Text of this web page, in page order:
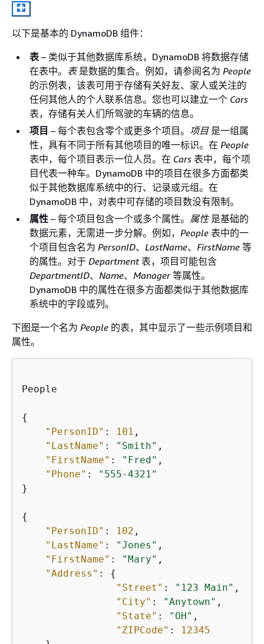
以下是基本的 DynamoDB 组件：
表 – 类似于其他数据库系统，DynamoDB 将数据存储
在表中。 表是数据的集合。例如，请参阅名为 People
的示例表，该表可用于存储有关好友、家人或关注的
任何其他人的个人联系信息。您也可以建立一个 Cars
表，存储有关人们所驾驶的车辆的信息。
项目 – 每个表包含零个或更多个项目。 项目是一组属
性，具有不同于所有其他项目的唯一标识。在 People
表中，每个项目表示一位人员。在 Cars 表中，每个项
目代表一种车。DynamoDB 中的项目在很多方面都类
似于其他数据库系统中的行、记录或元组。在
DynamoDB 中，对表中可存储的项目数没有限制。
属性 – 每个项目包含一个或多个属性。 属性是基础的
数据元素，无需进一步分解。例如， People 表中的一
个项目包含名为 PersonID、 LastName、 FirstName 等
的属性。对于 Department表，项目可能包含
DepartmentID、 Name、 Manager等属性。
DynamoDB 中的属性在很多方面都类似于其他数据库
系统中的字段或列。
下图是一个名为 People 的表，其中显示了一些示例项目和
属性。
People
{
"PersonID" : 101 ,
"LastName" : "Smith" ,
"FirstName" : "Fred" ,
"Phone" :
"555-4321"
}
{
"PersonID" : 102 ,
"LastName" : "Jones" ,
"FirstName" : "Mary" ,
"Address" : {
"Street" : "123 Main" ,
"City" : "Anytown" ,
"State" : "OH" ,
"ZIPCode" :
12345